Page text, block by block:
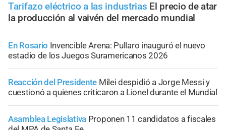
Tarifazo eléctrico a las industrias El precio de atar
la producción al vaivén del mercado mundial
En Rosario Invencible Arena: Pullaro inauguró el nuevo
estadio de los Juegos Suramericanos 2026
Reacción del Presidente Milei despidió a Jorge Messi y
cuestionó a quienes criticaron a Lionel durante el Mundial
Asamblea Legislativa Proponen 11 candidatos a fiscales